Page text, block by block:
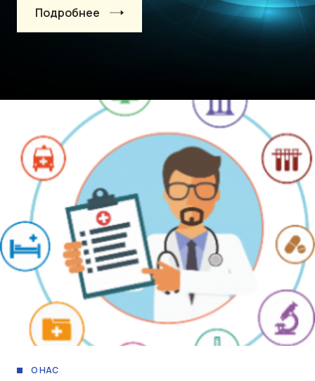
Подробнее
О НАС